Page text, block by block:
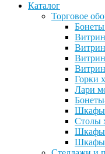
Каталог
Торговое
Горки
Лари
Шкафы
Столы
Шкафы
Шкафы